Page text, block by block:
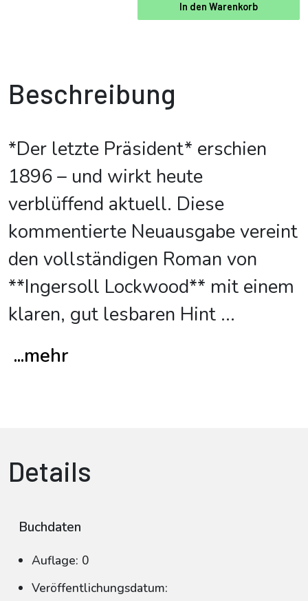
In den Warenkorb
Beschreibung
*Der letzte Präsident* erschien
1896 – und wirkt heute
verblüffend aktuell. Diese
kommentierte Neuausgabe vereint
den vollständigen Roman von
**Ingersoll Lockwood** mit einem
klaren, gut lesbaren Hint ...
...mehr
Details
Buchdaten
Auflage: 0
Veröffentlichungsdatum: